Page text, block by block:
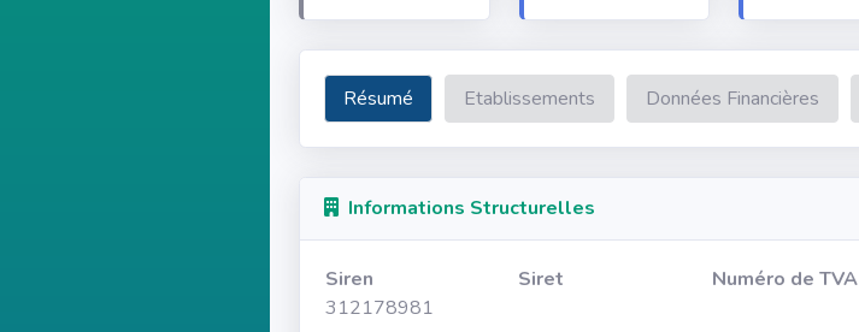
Résumé Etablissements Données Financières
Informations Structurelles
Siren Siret
Numéro de TVA
312178981